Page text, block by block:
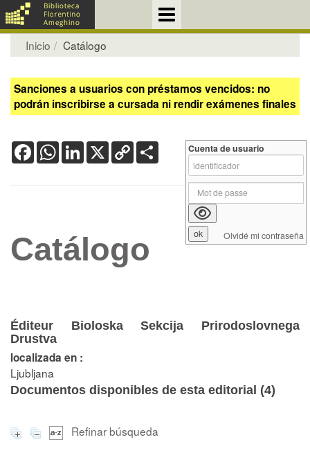
Inicio Catálogo
Sanciones a usuarios con préstamos vencidos: no
podrán inscribirse a cursada ni rendir exámenes finales
FacebookWhatsApp
LinkedIn
X Copy
Link
Catálogo
Éditeur Bioloska Sekcija Prirodoslovnega
Drustva
localizada en :
Ljubljana
Documentos disponibles de esta editorial (4)
Refinar búsqueda
Cuenta de usuario
Olvidé mi contraseña